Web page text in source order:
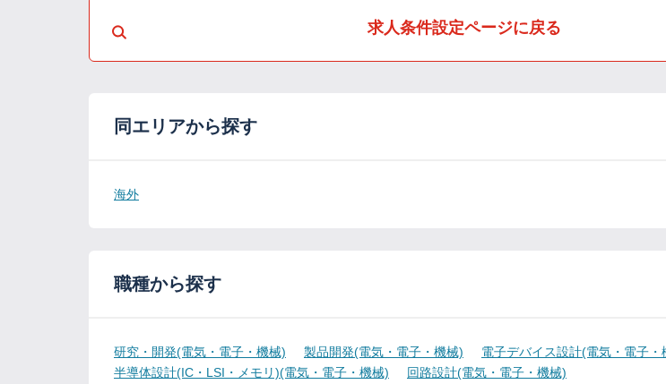
求人条件設定ページに戻る
同エリアから探す
海外
職種から探す
研究・開発(電気・電子・機械) 製品開発(電気・電子・機械)
電子デバイス設計(電気・電子・
半導体設計(IC・LSI・メモリ)(電気・電子・機械)
回路設計(電気・電子・機械)